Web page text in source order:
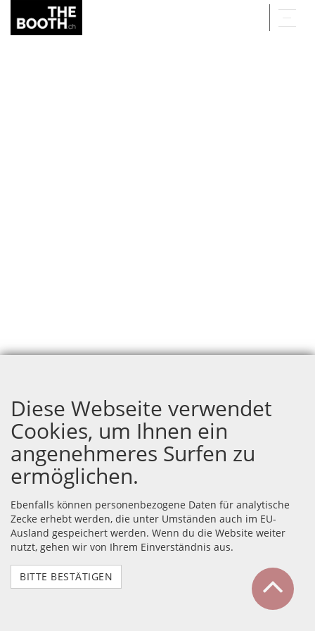
Diese Webseite verwendet
Cookies, um Ihnen ein
angenehmeres Surfen zu
ermöglichen.
Ebenfalls können personenbezogene Daten für analytische
Zecke erhebt werden, die unter Umständen auch im EU-
Ausland gespeichert werden. Wenn du die Website weiter
nutzt, gehen wir von Ihrem Einverständnis aus.
BITTE BESTÄTIGEN